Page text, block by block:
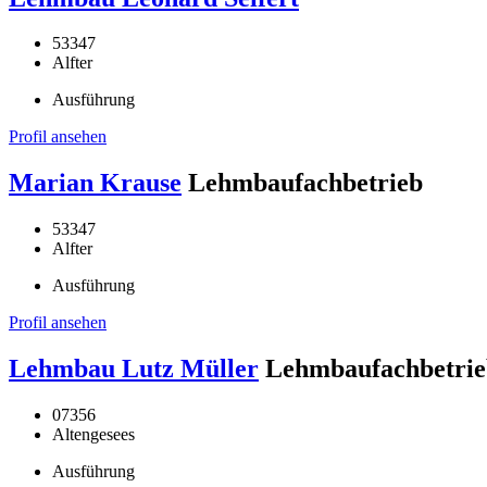
53347
Alfter
Ausführung
Profil ansehen
Marian Krause Lehmbaufachbetrieb
53347
Alfter
Ausführung
Profil ansehen
Lehmbau Lutz Müller
07356
Altengesees
Ausführung